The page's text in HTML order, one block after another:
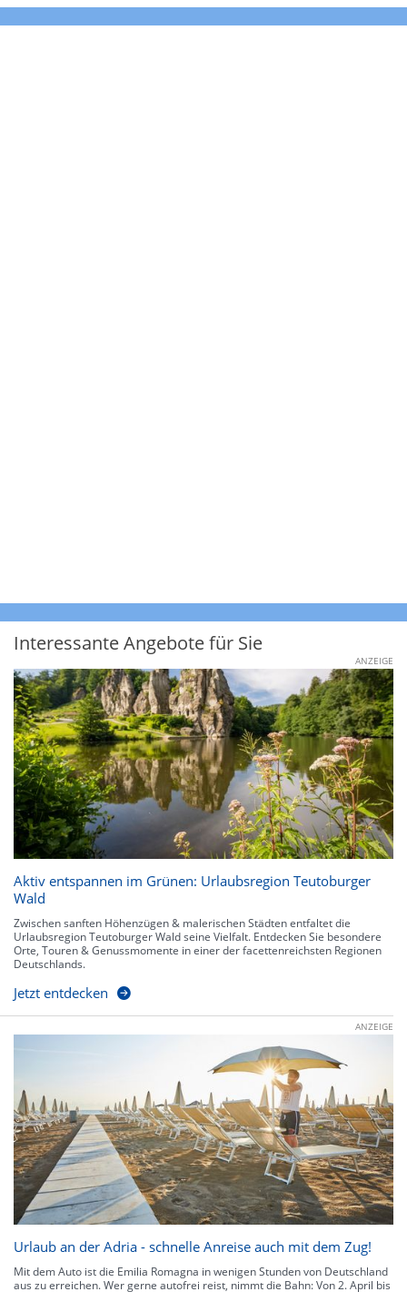
Interessante Angebote für Sie
ANZEIGE
Aktiv entspannen im Grünen: Urlaubsregion Teutoburger
Wald
Zwischen sanften Höhenzügen & malerischen Städten entfaltet die
Urlaubsregion Teutoburger Wald seine Vielfalt. Entdecken Sie besondere
Orte, Touren & Genussmomente in einer der facettenreichsten Regionen
Deutschlands.
Jetzt entdecken
ANZEIGE
Urlaub an der Adria - schnelle Anreise auch mit dem Zug!
Mit dem Auto ist die Emilia Romagna in wenigen Stunden von Deutschland
aus zu erreichen. Wer gerne autofrei reist, nimmt die Bahn: Von 2. April bis